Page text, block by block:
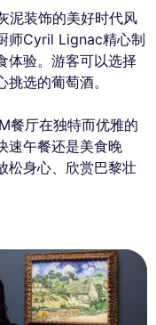
泥装饰的美好时代风
师Cyril Lignac精心制
体验。游客可以选择
选的葡萄酒。
餐厅在独特而优雅的
速午餐还是美食晚
松身心、欣赏巴黎壮